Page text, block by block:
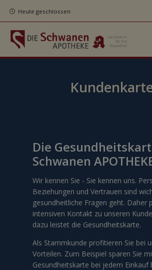
Heute geschlossen
Die
Schwanen
Wir kennen Sie - Sie kennen uns.
Beziehungen und Vertrauen sind
gesundheitliche Fragen geht. Daher
intensiven Kontakt zu unseren
dazu leistet die Gesundheitskarte.
Als Stammkunde profitieren Sie bei
Vorteilen. Zum Beispiel sparen Sie
Gesundheitskarte bei jedem Einkauf